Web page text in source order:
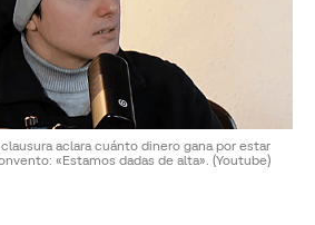
aclara cuánto dinero gana por estar
«Estamos dadas de alta». (Youtube)